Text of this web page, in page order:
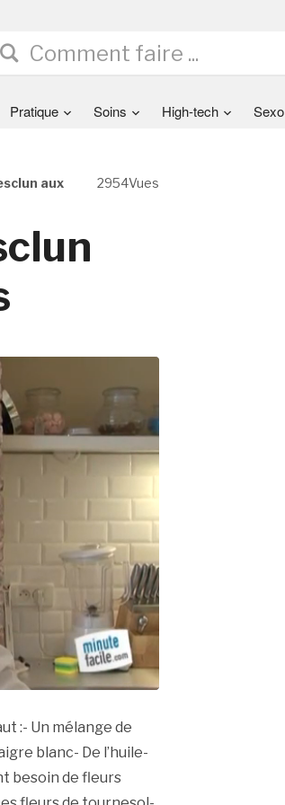
Pratique Soins High-tech Sexo
2954Vues
aux
:- Un mélange de
blanc- De l’huile-
besoin de fleurs